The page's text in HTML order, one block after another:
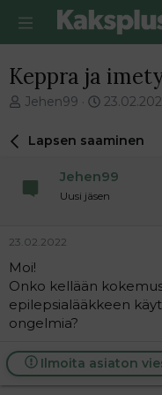
Keppra ja
V
e
i
t
u
n
a
l
o
i
t
t
Jehen99
E
s
m
ä
v
i
t
i
Lapsen saaminen
Jehen99
Uusi jäsen
23.02.2022
Moi!
Onko kellään
epilepsialääkkeen
ongelmia?
Ilmoita asiaton